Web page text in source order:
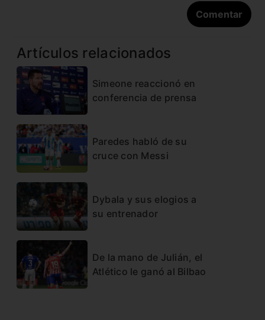
Artículos relacionados
Simeone reaccionó en
conferencia de prensa
Paredes habló de su
cruce con Messi
Dybala y sus elogios a
su entrenador
De la mano de Julián, el
Atlético le ganó al Bilbao